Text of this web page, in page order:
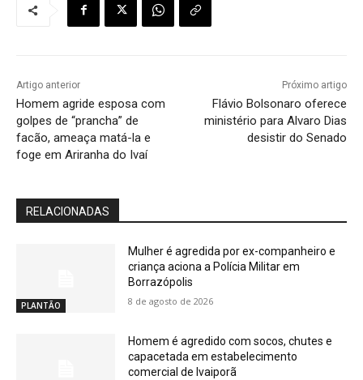
Artigo anterior
Homem agride esposa com
golpes de “prancha” de
facão, ameaça matá-la e
foge em Ariranha do Ivaí
Próximo artigo
Flávio Bolsonaro oferece
ministério para Alvaro Dias
desistir do Senado
RELACIONADAS
PLANTÃO
Mulher é agredida por ex-companheiro e
criança aciona a Polícia Militar em
Borrazópolis
8 de agosto de 2026
Homem é agredido com socos, chutes e
capacetada em estabelecimento
comercial de Ivaiporã